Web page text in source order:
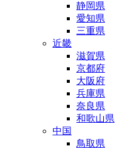
静岡県
愛知県
三重県
近畿
滋賀県
京都府
大阪府
兵庫県
奈良県
和歌山県
中国
鳥取県